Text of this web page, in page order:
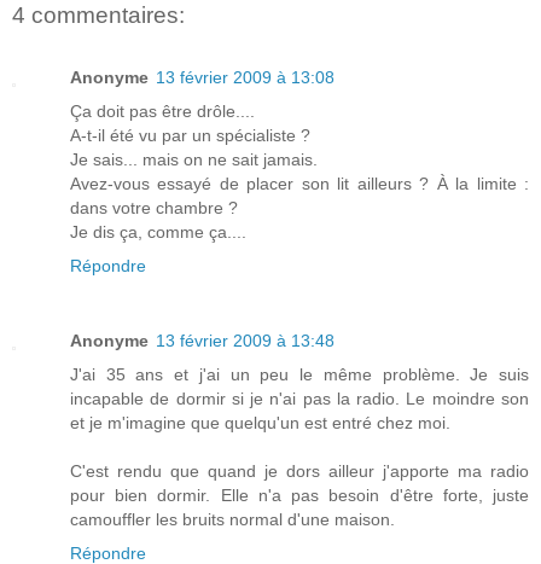
4 commentaires:
Anonyme 13 février 2009 à 13:08
Ça doit pas être drôle....
A-t-il été vu par un spécialiste ?
Je sais... mais on ne sait jamais.
Avez-vous essayé de placer son lit ailleurs ? À la limite :
dans votre chambre ?
Je dis ça, comme ça....
Répondre
Anonyme 13 février 2009 à 13:48
J'ai 35 ans et j'ai un peu le même problème. Je suis
incapable de dormir si je n'ai pas la radio. Le moindre son
et je m'imagine que quelqu'un est entré chez moi.
C'est rendu que quand je dors ailleur j'apporte ma radio
pour bien dormir. Elle n'a pas besoin d'être forte, juste
camouffler les bruits normal d'une maison.
Répondre